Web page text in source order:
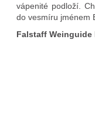
vápenité podloží.
do vesmíru jménem
Falstaff Weinguide